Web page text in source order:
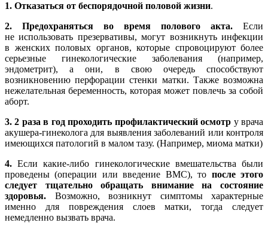
1. Отказаться от беспорядочной половой жизни.
2.
Предохраняться во время полового акта. Если
не использовать презервативы, могут возникнуть инфекции
в женских половых органов, которые спровоцируют более
серьезные гинекологические заболевания (например,
эндометрит), а они, в свою очередь способствуют
возникновению перфорации стенки матки. Также возможна
нежелательная беременность, которая может повлечь за собой
аборт.
3. 2 раза в год проходить профилактический осмотр у врача
акушера-гинеколога для выявления заболеваний или контроля
имеющихся патологий в малом тазу. (Например, миома матки)
4. Если какие-либо гинекологические вмешательства были
проведены (операции или введение ВМС), то после этого
следует тщательно обращать внимание на состояние
здоровья. Возможно, возникнут симптомы характерные
именно для повреждения слоев матки, тогда следует
немедленно вызвать врача.